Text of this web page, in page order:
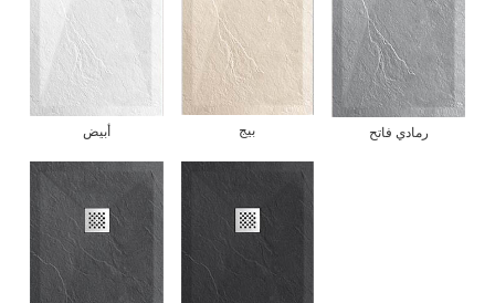
أبيض بيج رمادي فاتح